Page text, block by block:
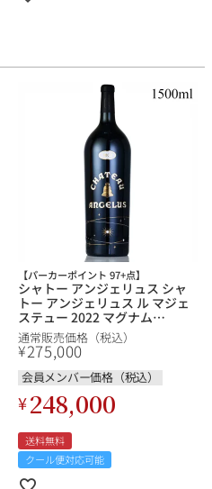
【パーカーポイント 97+点】
シャトー アンジェリュス シャ
トー アンジェリュス ル マジェ
ステュー 2022 マグナム
1500ml Chateau Angelus Le
Majestueux フランス ボルドー
赤ワイン
通常販売価格（税込）
¥275,000
会員メンバー価格（税込）
¥248,000
送料無料
クール便対応可能